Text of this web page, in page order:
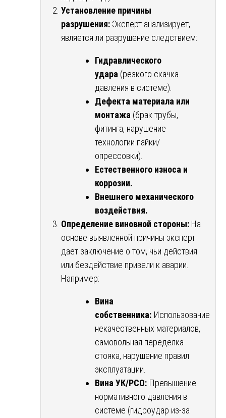
Установление причины
разрушения: Эксперт анализирует,
является ли разрушение следствием:
Гидравлического
удара (резкого скачка
давления в системе).
Дефекта материала или
монтажа (брак трубы,
фитинга, нарушение
технологии пайки/
опрессовки).
Естественного износа и
коррозии.
Внешнего механического
воздействия.
Определение виновной стороны: На
основе выявленной причины эксперт
дает заключение о том, чьи действия
или бездействие привели к аварии.
Например:
Вина
собственника: Использование
некачественных материалов,
самовольная переделка
стояка, нарушение правил
эксплуатации.
Вина УК/РСО: Превышение
нормативного давления в
системе (гидроудар из-за